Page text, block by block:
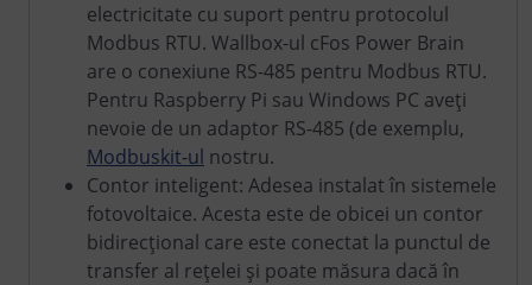
electricitate cu suport pentru protocolul
Modbus RTU. Wallbox-ul cFos Power Brain
are o conexiune RS-485 pentru Modbus RTU.
Pentru Raspberry Pi sau Windows PC aveți
nevoie de un adaptor RS-485 (de exemplu,
Modbuskit-ul nostru.
Contor inteligent: Adesea instalat în sistemele
fotovoltaice. Acesta este de obicei un contor
bidirecțional care este conectat la punctul de
transfer al rețelei și poate măsura dacă în